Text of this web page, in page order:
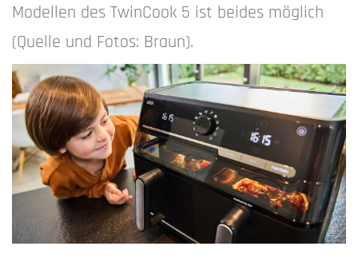
Modellen des TwinCook 5 ist beides möglich
(Quelle und Fotos: Braun).